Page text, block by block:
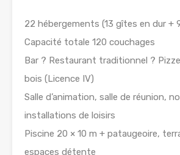
22 hébergements (13 gîtes en dur +
Capacité totale 120 couchages
Bar ? Restaurant traditionnel ?
bois (Licence IV)
Salle d’animation, salle de réunion,
installations de loisirs
Piscine 20 × 10 m + pataugeoire,
espaces détente